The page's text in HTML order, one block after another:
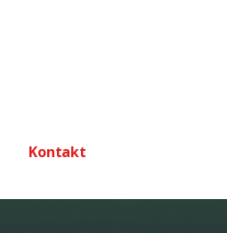
Kontakt